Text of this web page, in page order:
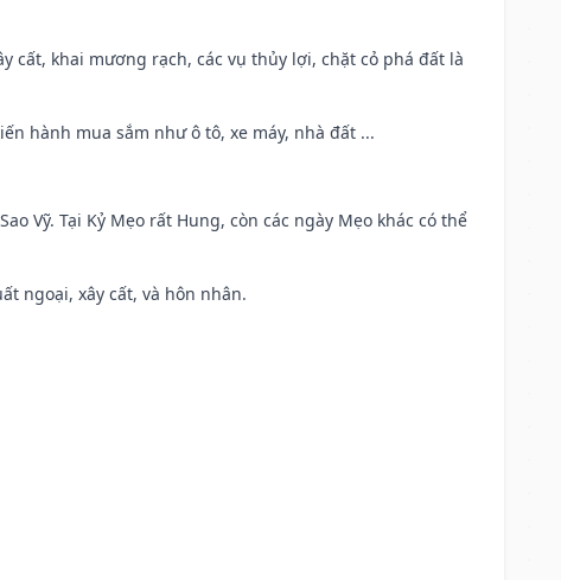
cất, khai mương rạch, các vụ thủy lợi, chặt cỏ phá đất là
hành mua sắm như ô tô, xe máy, nhà đất ...
Vỹ. Tại Kỷ Mẹo rất Hung, còn các ngày Mẹo khác có thể
ngoại, xây cất, và hôn nhân.